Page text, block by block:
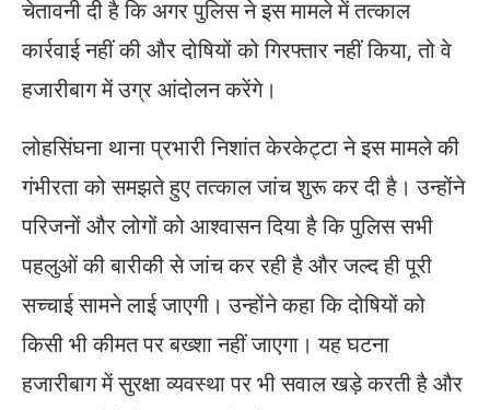
चेतावनी दी है कि अगर पुलिस ने इस मामले में तत्काल
कार्रवाई नहीं की और दोषियों को गिरफ्तार नहीं किया, तो वे
हजारीबाग में उग्र आंदोलन करेंगे।
लोहसिंघना थाना प्रभारी निशांत केरकेट्टा ने इस मामले की
गंभीरता को समझते हुए तत्काल जांच शुरू कर दी है। उन्होंने
परिजनों और लोगों को आश्वासन दिया है कि पुलिस सभी
पहलुओं की बारीकी से जांच कर रही है और जल्द ही पूरी
सच्चाई सामने लाई जाएगी। उन्होंने कहा कि दोषियों को
किसी भी कीमत पर बख्शा नहीं जाएगा। यह घटना
हजारीबाग में सुरक्षा व्यवस्था पर भी सवाल खड़े करती है और